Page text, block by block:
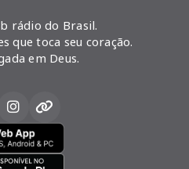
rádio do Brasil.
que toca seu coração.
em Deus.